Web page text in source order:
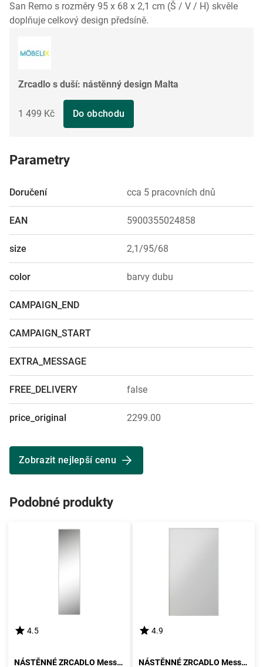
San Remo s rozměry 95 x 68 x 2,1 cm (Š / V / H) skvěle
doplňuje celkový design předsíně.
Zrcadlo s duší: nástěnný design Malta
1 499 Kč Do obchodu
Parametry
Doručení cca 5 pracovních dnů
EAN 5900355024858
size 2,1/95/68
color barvy dubu
CAMPAIGN_END
CAMPAIGN_START
EXTRA_MESSAGE
FREE_DELIVERY false
price_original 2299.00
Zobrazit nejlepší cenu
Podobné produkty
4.5
NÁSTĚNNÉ ZRCADLO Messina
4.9
NÁSTĚNNÉ ZRCADLO Messina